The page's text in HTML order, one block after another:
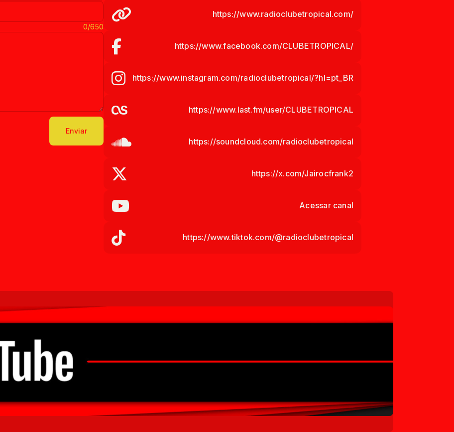
0/650
Enviar
https://www.radioclubetropical.com/
https://www.facebook.com/CLUBETROPICAL/
https://www.instagram.com/radioclubetropical/?hl=pt_BR
https://www.last.fm/user/CLUBETROPICAL
https://soundcloud.com/radioclubetropical
https://x.com/Jairocfrank2
Acessar canal
https://www.tiktok.com/@radioclubetropical